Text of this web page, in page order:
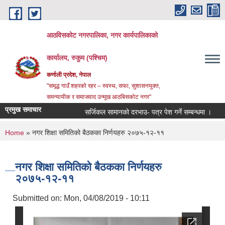
Skip to main content
आठविसकोट नगरपालिका, नगर कार्यपालिकाको
कार्यालय, रुकुम (पश्चिम)
कर्णाली प्रदेश, नेपाल
"समृद्ध गाउँ शहरको रहर – स्वस्थ, सफा, सुशासनयुक्त,
समन्यायीक र समाजवाद उन्मूख आठबिसकोट नगर"
प्रमुख समाचार सर्जिकल सामानको दरभाउ- पत्र पेश गर्ने सम्बन्धमा ।
You are here
Home » नगर शिक्षा समितिको बैठकका निर्णयहरु २०७५-१२-११
नगर शिक्षा समितिको बैठकका निर्णयहरु
२०७५-१२-११
Submitted on: Mon, 04/08/2019 - 10:11